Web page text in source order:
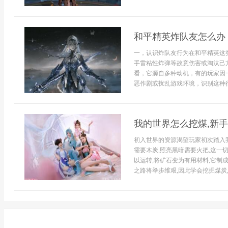
和平精英炸队友怎么
一，认识炸队友行为在和平精英
手雷粘性炸弹等故意伤害或淘汰
看，它源自多种动机，有的玩家
恶作剧或扰乱游戏环境，识别这种
我的世界怎么挖煤,新
初入世界的资源渴望玩家初次踏
需要木炭,照亮黑暗需要火把,这一
以运转,将矿石变为有用材料,它制
之路将举步维艰,因此学会挖掘煤